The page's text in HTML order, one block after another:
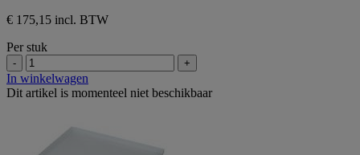
€ 175,15 incl. BTW
Per stuk
- +
In winkelwagen
Dit artikel is momenteel niet beschikbaar